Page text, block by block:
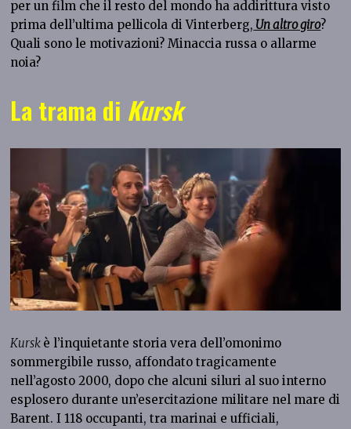
per un film che il resto del mondo ha addirittura visto
prima dell’ultima pellicola di Vinterberg, Un altro giro?
Quali sono le motivazioni? Minaccia russa o allarme
noia?
La trama di Kursk
Kursk è l’inquietante storia vera dell’omonimo
sommergibile russo, affondato tragicamente
nell’agosto 2000, dopo che alcuni siluri al suo interno
esplosero durante un’esercitazione militare nel mare di
Barent. I 118 occupanti, tra marinai e ufficiali,